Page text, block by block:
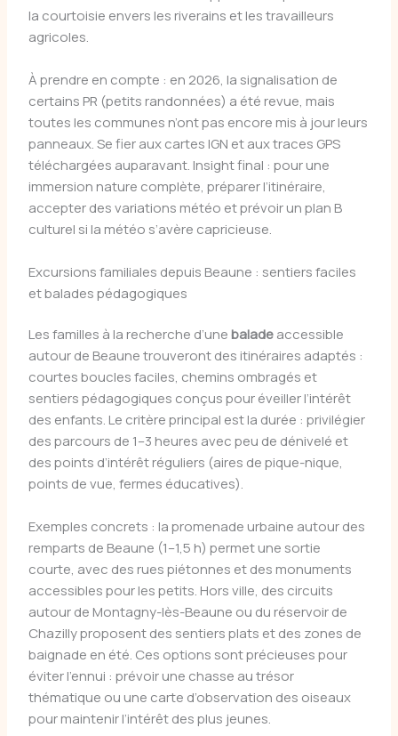
la courtoisie envers les riverains et les travailleurs
agricoles.
À prendre en compte : en 2026, la signalisation de
certains PR (petits randonnées) a été revue, mais
toutes les communes n’ont pas encore mis à jour leurs
panneaux. Se fier aux cartes IGN et aux traces GPS
téléchargées auparavant. Insight final : pour une
immersion nature complète, préparer l’itinéraire,
accepter des variations météo et prévoir un plan B
culturel si la météo s’avère capricieuse.
Excursions familiales depuis Beaune : sentiers faciles
et balades pédagogiques
Les familles à la recherche d’unebaladeaccessible
autour de Beaune trouveront des itinéraires adaptés :
courtes boucles faciles, chemins ombragés et
sentiers pédagogiques conçus pour éveiller l’intérêt
des enfants. Le critère principal est la durée : privilégier
des parcours de 1–3 heures avec peu de dénivelé et
des points d’intérêt réguliers (aires de pique-nique,
points de vue, fermes éducatives).
Exemples concrets : la promenade urbaine autour des
remparts de Beaune (1–1,5 h) permet une sortie
courte, avec des rues piétonnes et des monuments
accessibles pour les petits. Hors ville, des circuits
autour de Montagny-lès-Beaune ou du réservoir de
Chazilly proposent des sentiers plats et des zones de
baignade en été. Ces options sont précieuses pour
éviter l’ennui : prévoir une chasse au trésor
thématique ou une carte d’observation des oiseaux
pour maintenir l’intérêt des plus jeunes.